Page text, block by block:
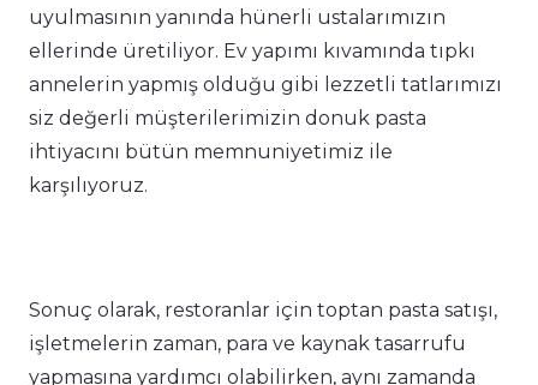
uyulmasının yanında hünerli ustalarımızın
ellerinde üretiliyor. Ev yapımı kıvamında tıpkı
annelerin yapmış olduğu gibi lezzetli tatlarımızı
siz değerli müşterilerimizin donuk pasta
ihtiyacını bütün memnuniyetimiz ile
karşılıyoruz.
Sonuç olarak, restoranlar için toptan pasta satışı,
işletmelerin zaman, para ve kaynak tasarrufu
yapmasına yardımcı olabilirken, aynı zamanda